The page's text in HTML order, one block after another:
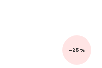
–25 %